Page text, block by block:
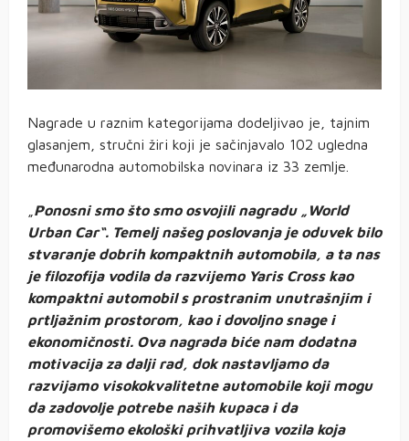
Nagrade u raznim kategorijama dodeljivao je, tajnim
glasanjem, stručni žiri koji je sačinjavalo 102 ugledna
međunarodna automobilska novinara iz 33 zemlje.
Ponosni smo što smo osvojili nagradu „World
Urban Car“. Temelj našeg poslovanja je oduvek bilo
stvaranje dobrih kompaktnih automobila, a ta nas
je filozofija vodila da razvijemo Yaris Cross kao
kompaktni automobil s prostranim unutrašnjim i
prtljažnim prostorom, kao i dovoljno snage i
ekonomičnosti. Ova nagrada biće nam dodatna
motivacija za dalji rad, dok nastavljamo da
razvijamo visokokvalitetne automobile koji mogu
da zadovolje potrebe naših kupaca i da
promovišemo ekološki prihvatljiva vozila koja